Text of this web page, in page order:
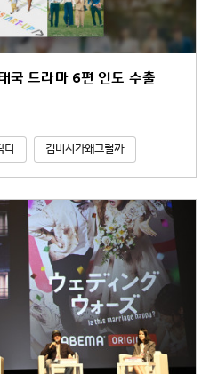
국 드라마 6편 인도 수출
터 김비서가왜그럴까